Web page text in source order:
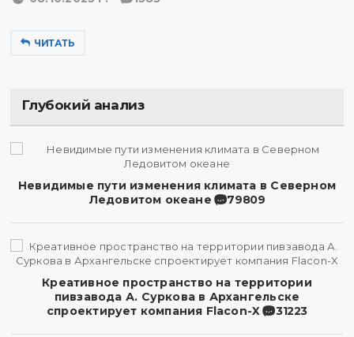
ЧИТАТЬ
Глубокий анализ
Невидимые пути изменения климата в Северном
Ледовитом океане
79809
Креативное пространство на территории
пивзавода А. Суркова в Архангельске
спроектирует компания Flacon-X
31223